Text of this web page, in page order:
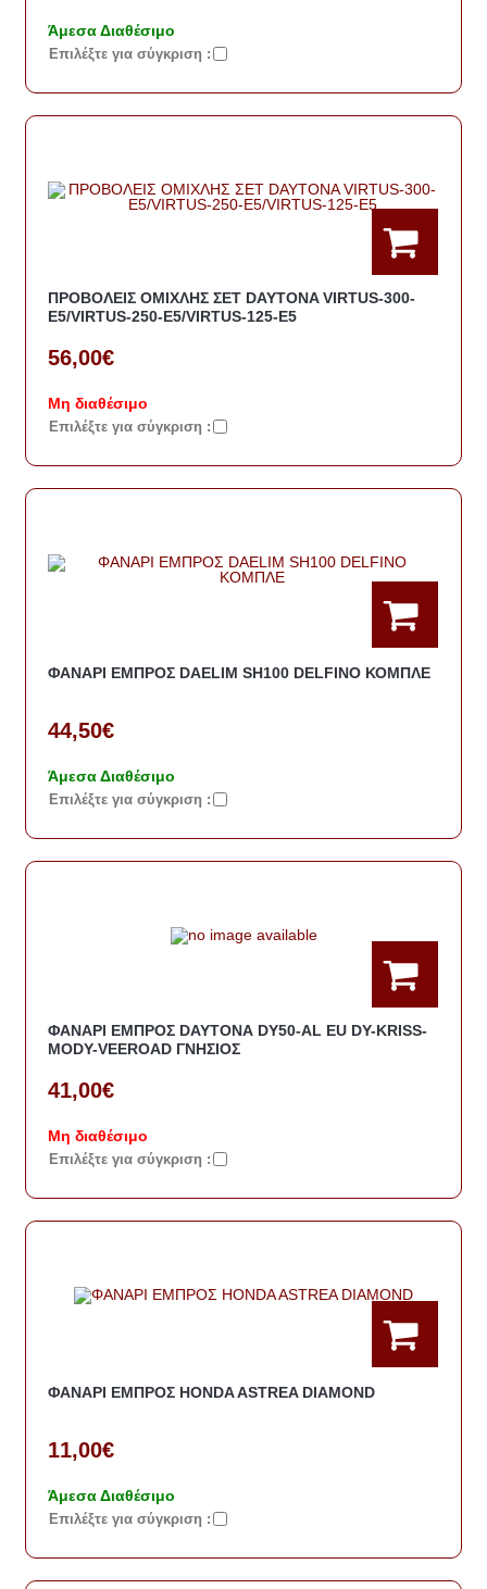
Άμεσα Διαθέσιμο
Eπιλέξτε για σύγκριση :
ΠΡΟΒΟΛΕΙΣ ΟΜΙΧΛΗΣ ΣΕΤ DAYTONA VIRTUS-300-
E5/VIRTUS-250-E5/VIRTUS-125-E5
56,00€
Μη διαθέσιμο
Eπιλέξτε για σύγκριση :
ΦΑΝΑΡΙ ΕΜΠΡΟΣ DAELIM SH100 DELFINO ΚΟΜΠΛΕ
44,50€
Άμεσα Διαθέσιμο
Eπιλέξτε για σύγκριση :
ΦΑΝΑΡΙ ΕΜΠΡΟΣ DΑΥΤΟΝΑ DY50-AL EU DY-KRISS-
MODY-VEEROAD ΓΝΗΣΙΟΣ
41,00€
Μη διαθέσιμο
Eπιλέξτε για σύγκριση :
ΦΑΝΑΡΙ ΕΜΠΡΟΣ HONDA ASTREA DIAMOND
11,00€
Άμεσα Διαθέσιμο
Eπιλέξτε για σύγκριση :